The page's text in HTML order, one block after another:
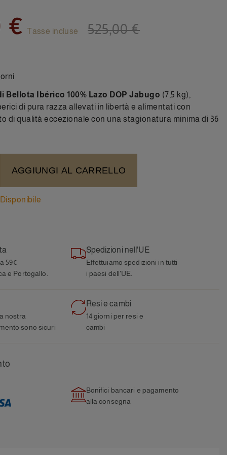
€ Tasse incluse 525,00 €
Bellota Ibérico 100% Lazo DOP Jabugo (7,5 kg),
di pura razza allevati in libertà e alimentati con
di qualità eccezionale con una stagionatura minima di 36
AGGIUNGI AL CARRELLO
Disponibile
59€
e Portogallo.
Spedizioni nell'UE
Effettuiamo spedizioni in tutti
i paesi dell'UE.
nostra
sono sicuri
Resi e cambi
14 giorni per resi e
cambi
Bonifici bancari e pagamento
alla consegna